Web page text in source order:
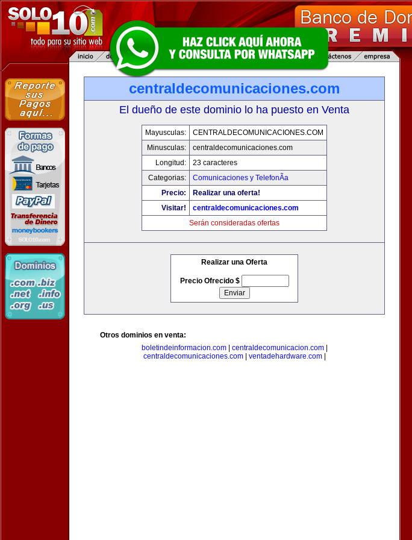
centraldecomunicaciones.com
El dueño de este dominio lo ha puesto en Venta
Mayusculas:
CENTRALDECOMUNICACIONES.COM
Minusculas:
centraldecomunicaciones.com
Longitud:
23 caracteres
Categorias:
Comunicaciones y TelefonÃ­a
Precio:
Realizar una oferta!
Visitar!
centraldecomunicaciones.com
Serán consideradas ofertas
Realizar una Oferta
Precio Ofrecido $
Otros dominios en venta:
boletindeinformacion.com| centraldecomunicacion.com|
centraldecomunicaciones.com| ventadehardware.com|